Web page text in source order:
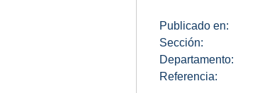
Publicado en:
Sección:
Departamento:
Referencia: